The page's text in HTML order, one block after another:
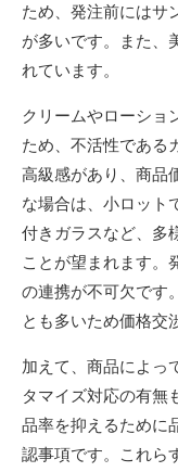
ため、発注前にはサ
が多いです。また、
れています。
クリームやローショ
ため、不活性である
高級感があり、商品
な場合は、小ロット
付きガラスなど、多
ことが望まれます。
の連携が不可欠です
とも多いため価格交
加えて、商品によっ
タマイズ対応の有無
品率を抑えるために
認事項です。これら